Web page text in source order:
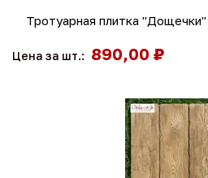
Тротуарная плитка
Цена за шт.: 890,00 ₽